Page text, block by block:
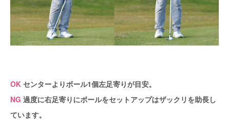
OK センターよりボール1個左足寄りが目安。
NG 過度に右足寄りにボールをセットアップはザックリを助長し
ています。